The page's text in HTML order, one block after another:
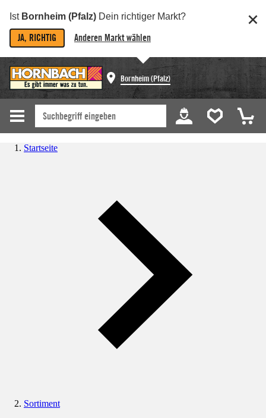
Ist Bornheim (Pfalz) Dein richtiger Markt?
JA, RICHTIG Anderen Markt wählen
Bornheim (Pfalz)
Startseite
Sortiment